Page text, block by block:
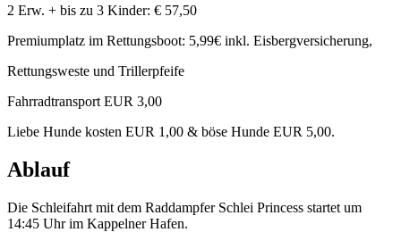
2 Erw. + bis zu 3 Kinder: € 57,50
Premiumplatz im Rettungsboot: 5,99€ inkl. Eisbergversicherung,
Rettungsweste und Trillerpfeife
Fahrradtransport EUR 3,00
Liebe Hunde kosten EUR 1,00 & böse Hunde EUR 5,00.
Ablauf
Die Schleifahrt mit dem Raddampfer Schlei Princess startet um
14:45 Uhr im Kappelner Hafen.